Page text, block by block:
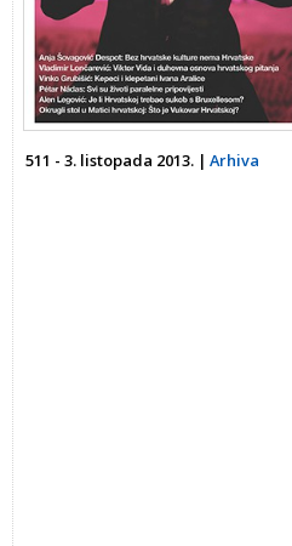
511 - 3. listopada 2013. | Arhiva